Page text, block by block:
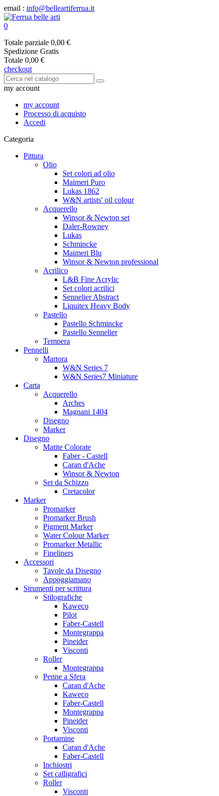
email : info@belleartiferrua.it
0
Totale parziale 0,00 €
Spedizione Gratis
Totale 0,00 €
checkout
my account
my account
Processo di acquisto
Accedi
Categoria
Pittura
Olio
Set colori ad olio
Maimeri Puro
Lukas 1862
W&N artists' oil colour
Acquerello
Winsor & Newton set
Daler-Rowney
Lukas
Schmincke
Maimeri Blu
Winsor & Newton professional
Acrilico
L&B Fine Acrylic
Set colori acrilici
Sennelier Abstract
Liquitex Heavy Body
Pastello
Pastello Schmincke
Pastello Sennelier
Tempera
Pennelli
Martora
W&N Series 7
W&N Series7 Miniature
Carta
Acquerello
Arches
Magnani 1404
Disegno
Marker
Disegno
Matite Colorate
Faber - Castell
Caran d'Ache
Winsor & Newton
Set da Schizzo
Cretacolor
Marker
Promarker
Promarker Brush
Pigment Marker
Water Colour Marker
Promarker Metallic
Fineliners
Accessori
Tavole da Disegno
Appoggiamano
Strumenti per scrittura
Stilografiche
Kaweco
Pilot
Faber-Castell
Montegrappa
Pineider
Visconti
Roller
Montegrappa
Penne a Sfera
Caran d'Ache
Kaweco
Faber-Castell
Montegrappa
Pineider
Visconti
Portamine
Caran d'Ache
Faber-Castell
Inchiostri
Set calligrafici
Roller
Visconti